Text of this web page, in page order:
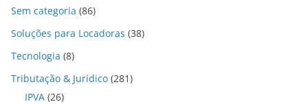
Sem categoria (86)
Soluções para Locadoras (38)
Tecnologia (8)
Tributação & Jurídico (281)
IPVA (26)